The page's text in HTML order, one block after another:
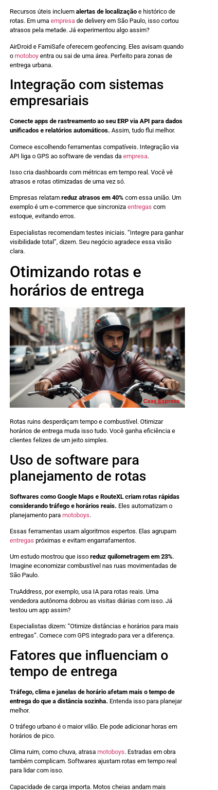
Recursos úteis incluem alertas de localização e histórico de
rotas. Em uma empresa de delivery em São Paulo, isso cortou
atrasos pela metade. Já experimentou algo assim?
AirDroid e FamiSafe oferecem geofencing. Eles avisam quando
o motoboy entra ou sai de uma área. Perfeito para zonas de
entrega urbana.
Integração com sistemas
empresariais
Conecte apps de rastreamento ao seu ERP via API para dados
unificados e relatórios automáticos. Assim, tudo flui melhor.
Comece escolhendo ferramentas compatíveis. Integração via
API liga o GPS ao software de vendas da empresa.
Isso cria dashboards com métricas em tempo real. Você vê
atrasos e rotas otimizadas de uma vez só.
Empresas relatam reduz atrasos em 40% com essa união. Um
exemplo é um e-commerce que sincroniza entregas com
estoque, evitando erros.
Especialistas recomendam testes iniciais. “Integre para ganhar
visibilidade total”, dizem. Seu negócio agradece essa visão
clara.
Otimizando rotas e
horários de entrega
Rotas ruins desperdiçam tempo e combustível. Otimizar
horários de entrega muda isso tudo. Você ganha eficiência e
clientes felizes de um jeito simples.
Uso de software para
planejamento de rotas
Softwares como Google Maps e RouteXL criam rotas rápidas
considerando tráfego e horários reais. Eles automatizam o
planejamento para motoboys.
Essas ferramentas usam algoritmos espertos. Elas agrupam
entregas próximas e evitam engarrafamentos.
Um estudo mostrou que isso reduz quilometragem em 23%.
Imagine economizar combustível nas ruas movimentadas de
São Paulo.
TruAddress, por exemplo, usa IA para rotas reais. Uma
vendedora autônoma dobrou as visitas diárias com isso. Já
testou um app assim?
Especialistas dizem: “Otimize distâncias e horários para mais
entregas”. Comece com GPS integrado para ver a diferença.
Fatores que influenciam o
tempo de entrega
Tráfego, clima e janelas de horário afetam mais o tempo de
entrega do que a distância sozinha. Entenda isso para planejar
melhor.
O tráfego urbano é o maior vilão. Ele pode adicionar horas em
horários de pico.
Clima ruim, como chuva, atrasa motoboys. Estradas em obra
também complicam. Softwares ajustam rotas em tempo real
para lidar com isso.
Capacidade de carga importa. Motos cheias andam mais